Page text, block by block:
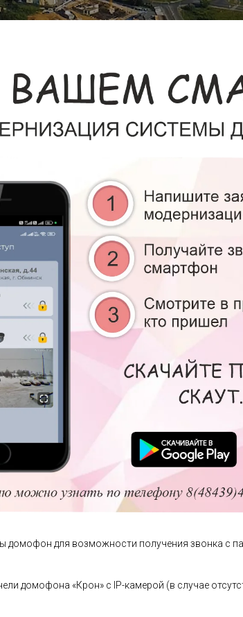
домофон для возможности получения звонка с
домофона «Крон» с IP-камерой (в случае